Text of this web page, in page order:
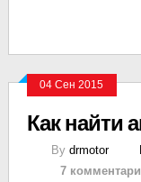
04 Сен 2015
Как найти
By drmotor
7